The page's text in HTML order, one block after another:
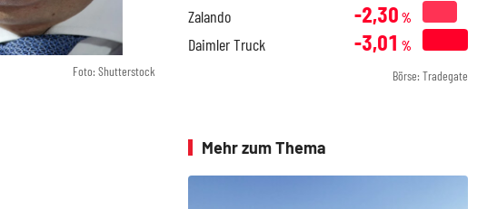
Foto: Shutterstock
Zalando -2,30 %
Daimler Truck -3,01 %
Börse: Tradegate
Mehr zum Thema